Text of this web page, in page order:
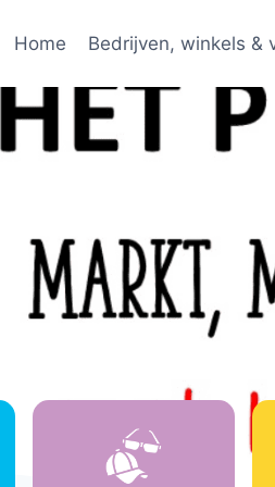
Home Bedrijven, winkels &